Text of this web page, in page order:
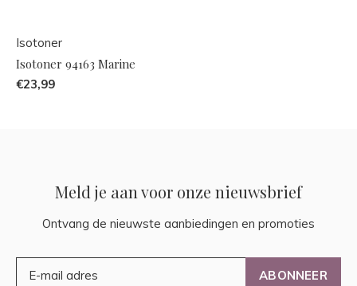
Isotoner
Isotoner 94163 Marine
€23,99
Meld je aan voor onze nieuwsbrief
Ontvang de nieuwste aanbiedingen en promoties
ABONNEER